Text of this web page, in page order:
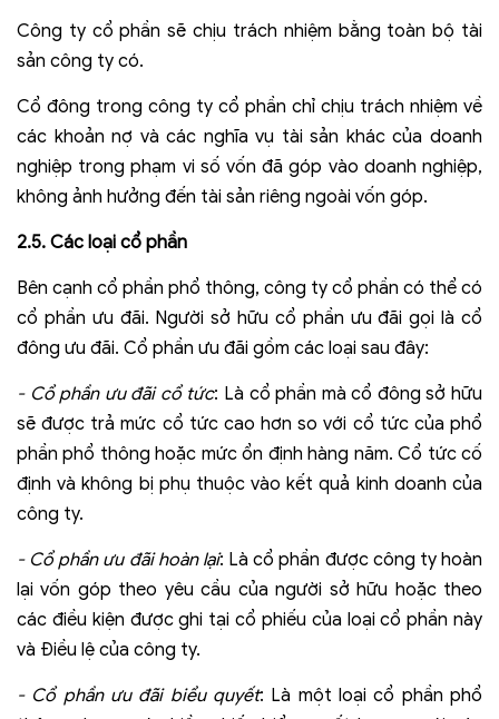
Công ty cổ phần sẽ chịu trách nhiệm bằng toàn bộ tài
sản công ty có.
Cổ đông trong công ty cổ phần chỉ chịu trách nhiệm về
các khoản nợ và các nghĩa vụ tài sản khác của doanh
nghiệp trong phạm vi số vốn đã góp vào doanh nghiệp,
không ảnh hưởng đến tài sản riêng ngoài vốn góp.
2.5. Các loại cổ phần
Bên cạnh cổ phần phổ thông, công ty cổ phần có thể có
cổ phần ưu đãi. Người sở hữu cổ phần ưu đãi gọi là cổ
đông ưu đãi. Cổ phần ưu đãi gồm các loại sau đây:
- Cổ phần ưu đãi cổ tức: Là cổ phần mà cổ đông sở hữu
sẽ được trả mức cổ tức cao hơn so với cổ tức của phổ
phần phổ thông hoặc mức ổn định hàng năm. Cổ tức cố
định và không bị phụ thuộc vào kết quả kinh doanh của
công ty.
- Cổ phần ưu đãi hoàn lại: Là cổ phần được công ty hoàn
lại vốn góp theo yêu cầu của người sở hữu hoặc theo
các điều kiện được ghi tại cổ phiếu của loại cổ phần này
và Điều lệ của công ty.
- Cổ phần ưu đãi biểu quyết: Là một loại cổ phần phổ